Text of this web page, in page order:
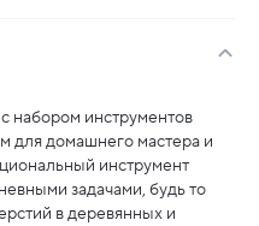
инструментов
для домашнего мастера и
инструмент
задачами, будь то
в деревянных и